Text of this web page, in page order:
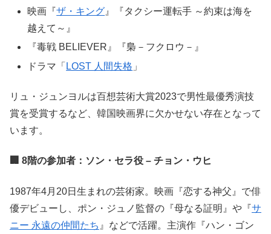
映画『ザ・キング 』『タクシー運転手 ～約束は海を
越えて～』
『毒戦 BELIEVER』『梟－フクロウ－』
ドラマ「 LOST 人間失格 」
リュ・ジュンヨルは百想芸術大賞2023で男性最優秀演技
賞を受賞するなど、韓国映画界に欠かせない存在となって
います。
🏢 8階の参加者：ソン・セラ役 – チョン・ウヒ
1987年4月20日生まれの芸術家。映画『恋する神父』で俳
優デビューし、ポン・ジュノ監督の『母なる証明』や『サ
ニー 永遠の仲間たち 』などで活躍。主演作『ハン・ゴン